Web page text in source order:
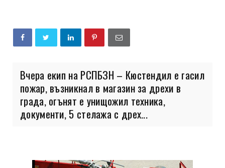
Вчера екип на РСПБЗН – Кюстендил е гасил
пожар, възникнал в магазин за дрехи в
града, огънят е унищожил техника,
документи, 5 стелажа с дрех...